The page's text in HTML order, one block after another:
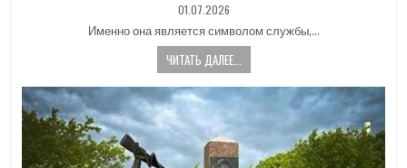
PUBLISHED
DATE:
01.07.2026
Именно она является символом службы,…
ЧИТАТЬ ДАЛЕЕ...